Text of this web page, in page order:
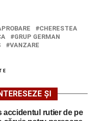
CHERESTEA
GRUP GERMAN
VANZARE
ȘI
accidentul rutier de pe